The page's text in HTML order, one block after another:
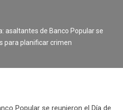
asaltantes de Banco Popular se
para planificar crimen